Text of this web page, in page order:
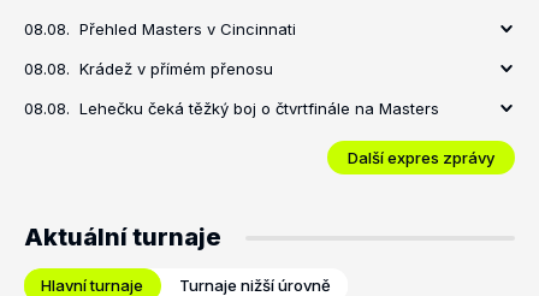
08.08. Přehled Masters v Cincinnati
08.08. Krádež v přímém přenosu
08.08. Lehečku čeká těžký boj o čtvrtfinále na Masters
Další expres zprávy
Aktuální turnaje
Hlavní turnaje Turnaje nižší úrovně